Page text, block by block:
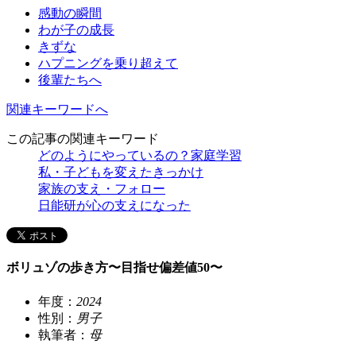
感動の瞬間
わが子の成長
きずな
ハプニングを乗り超えて
後輩たちへ
関連キーワードへ
この記事の関連キーワード
どのようにやっているの？家庭学習
私・子どもを変えたきっかけ
家族の支え・フォロー
日能研が心の支えになった
ボリュゾの歩き方〜目指せ偏差値50〜
年度： 2024
性別： 男子
執筆者： 母